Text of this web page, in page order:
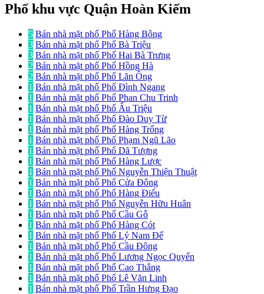
Phố khu vực Quận Hoàn Kiếm
5 Bán nhà mặt phố Phố Hàng Bông
3 Bán nhà mặt phố Phố Bà Triệu
3 Bán nhà mặt phố Phố Hai Bà Trưng
2 Bán nhà mặt phố Phố Hồng Hà
2 Bán nhà mặt phố Phố Lãn Ông
1 Bán nhà mặt phố Phố Đình Ngang
1 Bán nhà mặt phố Phố Phan Chu Trinh
1 Bán nhà mặt phố Phố Ấu Triệu
1 Bán nhà mặt phố Phố Đào Duy Từ
1 Bán nhà mặt phố Phố Hàng Trống
1 Bán nhà mặt phố Phố Phạm Ngũ Lão
1 Bán nhà mặt phố Phố Dã Tượng
1 Bán nhà mặt phố Phố Hàng Lược
1 Bán nhà mặt phố Phố Nguyễn Thiện Thuật
1 Bán nhà mặt phố Phố Cửa Đông
1 Bán nhà mặt phố Phố Hàng Điếu
1 Bán nhà mặt phố Phố Nguyễn Hữu Huân
1 Bán nhà mặt phố Phố Cầu Gỗ
1 Bán nhà mặt phố Phố Hàng Cót
1 Bán nhà mặt phố Phố Lý Nam Đế
1 Bán nhà mặt phố Phố Cầu Đông
1 Bán nhà mặt phố Phố Lương Ngọc Quyến
1 Bán nhà mặt phố Phố Cao Thắng
1 Bán nhà mặt phố Phố Lê Văn Linh
1 Bán nhà mặt phố Phố Trần Hưng Đạo